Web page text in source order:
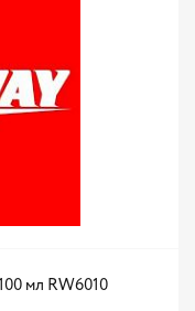
мл RW6010